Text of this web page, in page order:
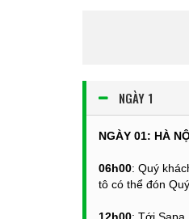
NGÀY 1
NGÀY 01: HÀ
06h00: Quý
tô có thể đón